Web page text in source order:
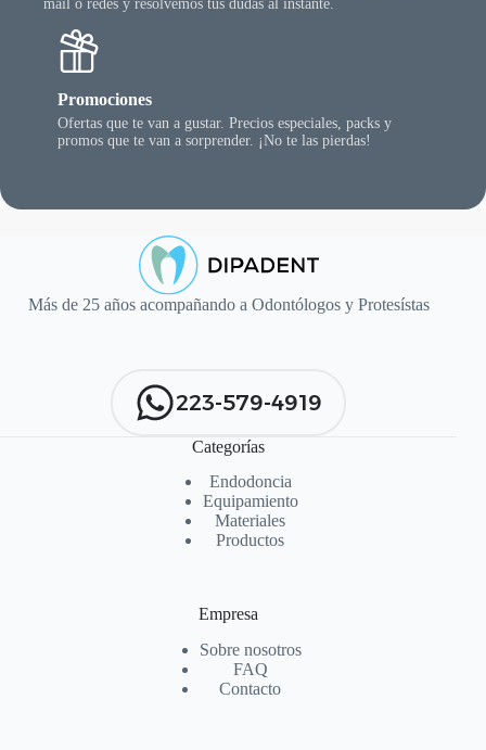
mail o redes y resolvemos tus dudas al instante.
Promociones
Ofertas que te van a gustar. Precios especiales, packs y
promos que te van a sorprender. ¡No te las pierdas!
Más de 25 años acompañando a Odontólogos y Protesístas
223-579-4919
Categorías
Endodoncia
Equipamiento
Materiales
Productos
Empresa
Sobre nosotros
FAQ
Contacto